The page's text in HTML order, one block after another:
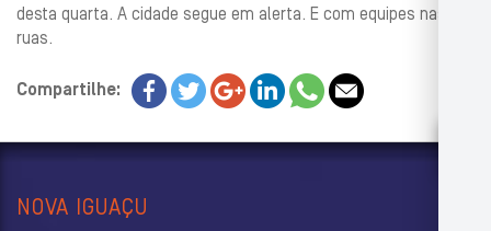
desta quarta. A cidade segue em alerta. E com equipes nas
ruas.
Compartilhe:
NOVA IGUAÇU